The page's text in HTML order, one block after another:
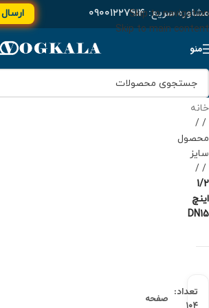
Skip to navigation
Skip to main content
مشاوره سریع:۰۹۰۰۱۲۲۷۹۱۴
منو
خانه
/
محصول
سایز
/
1/2
اینچ
DN15
تعداد: صفحه